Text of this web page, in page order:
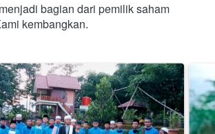
bagian dari pemilik saham
kembangkan.